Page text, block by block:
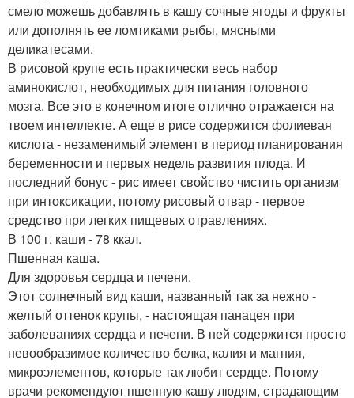
смело можешь добавлять в кашу сочные ягоды и фрукты
или дополнять ее ломтиками рыбы, мясными
деликатесами.
В рисовой крупе есть практически весь набор
аминокислот, необходимых для питания головного
мозга. Все это в конечном итоге отлично отражается на
твоем интеллекте. А еще в рисе содержится фолиевая
кислота - незаменимый элемент в период планирования
беременности и первых недель развития плода. И
последний бонус - рис имеет свойство чистить организм
при интоксикации, потому рисовый отвар - первое
средство при легких пищевых отравлениях.
В 100 г. каши - 78 ккал.
Пшенная каша.
Для здоровья сердца и печени.
Этот солнечный вид каши, названный так за нежно -
желтый оттенок крупы, - настоящая панацея при
заболеваниях сердца и печени. В ней содержится просто
невообразимое количество белка, калия и магния,
микроэлементов, которые так любит сердце. Потому
врачи рекомендуют пшенную кашу людям, страдающим